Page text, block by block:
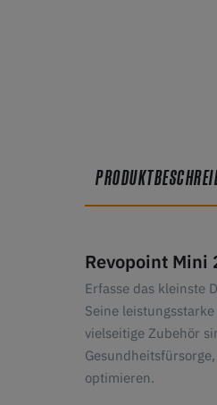
Revopoint Mini
Erfasse das kleinste
Seine
vielseitige Zubehör
optimieren.